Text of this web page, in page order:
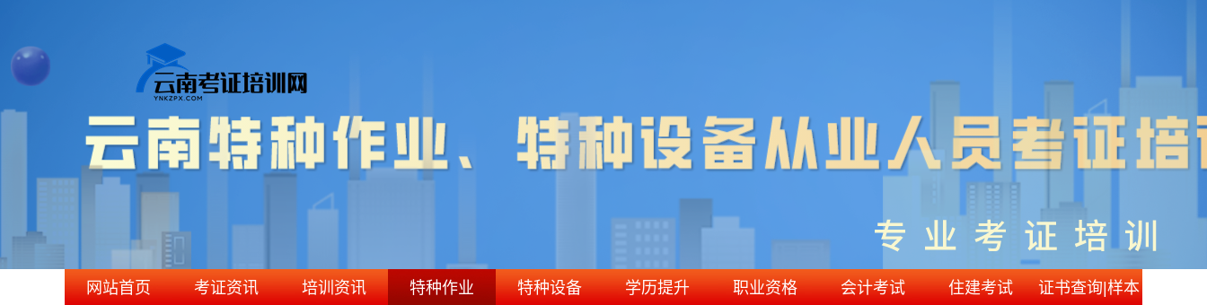
网站首页 考证资讯 培训资讯 特种作业 特种设备 学历提升 职业资格 会计考试 住建考试 证书查询|样本